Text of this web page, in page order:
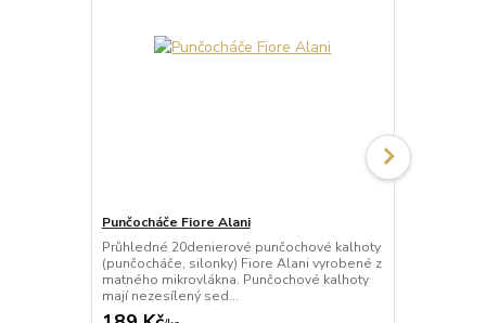
Punčocháče Fiore Alani
Průhledné 20denierové punčochové kalhoty
(punčocháče, silonky) Fiore Alani vyrobené z
matného mikrovlákna. Punčochové kalhoty
mají nezesílený sed...